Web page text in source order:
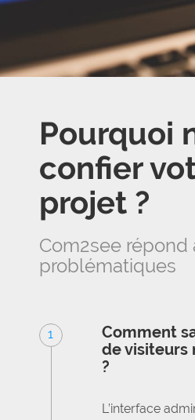
Pourquoi
confier
projet ?
Com2see répond
problématiques
1
Comment
de visiteurs
?
L’interface